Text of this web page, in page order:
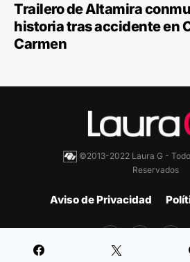
Trailero de Altamira
historia tras accidente en
Carmen
©2013-2022 Laura G -
Reservados
Aviso de Privacidad